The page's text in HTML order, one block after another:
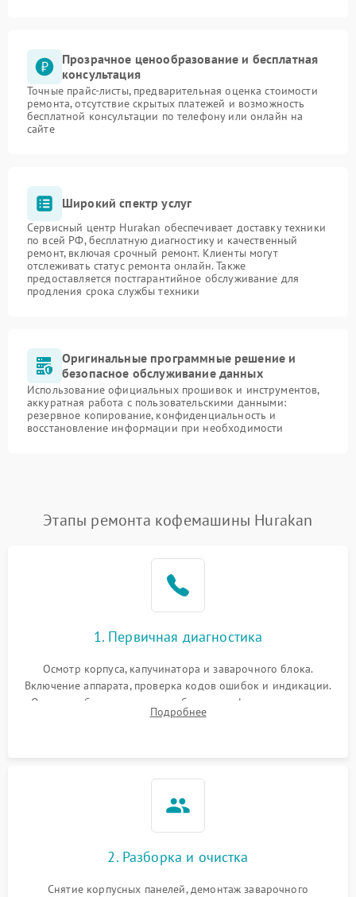
Прозрачное ценообразование и бесплатная
консультация
Точные прайс-листы, предварительная оценка стоимости
ремонта, отсутствие скрытых платежей и возможность
бесплатной консультации по телефону или онлайн на
сайте
Широкий спектр услуг
Сервисный центр Hurakan обеспечивает доставку техники
по всей РФ, бесплатную диагностику и качественный
ремонт, включая срочный ремонт. Клиенты могут
отслеживать статус ремонта онлайн. Также
предоставляется постгарантийное обслуживание для
продления срока службы техники
Оригинальные программные решение и
безопасное обслуживание данных
Использование официальных прошивок и инструментов,
аккуратная работа с пользовательскими данными:
резервное копирование, конфиденциальность и
восстановление информации при необходимости
Этапы ремонта кофемашины Hurakan
1. Первичная диагностика
Осмотр корпуса, капучинатора и заварочного блока.
Включение аппарата, проверка кодов ошибок и индикации.
Оценка работы помпы, термоблока и кофемолки на слух.
Измерение температуры и давления воды для выявления
Подробнее
2. Разборка и очистка
Снятие корпусных панелей, демонтаж заварочного